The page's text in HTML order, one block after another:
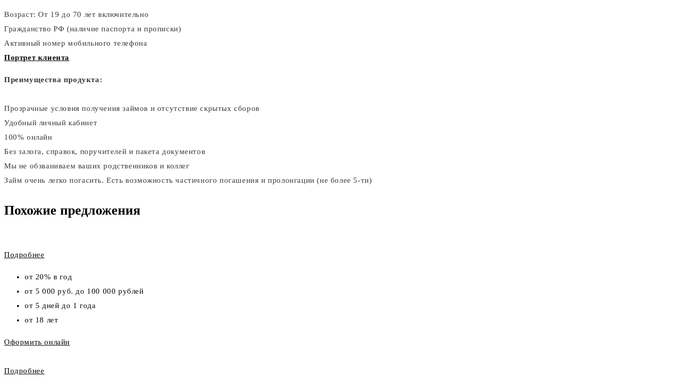
Возраст: От 19 до 70 лет включительно
Гражданство РФ (наличие паспорта и прописки)
Активный номер мобильного телефона
Портрет клиента
Преимущества продукта:
Прозрачные условия получения займов и отсутствие скрытых сборов
Удобный личный кабинет
100% онлайн
Без залога, справок, поручителей и пакета документов
Мы не обзваниваем ваших родственников и коллег
Займ очень легко погасить. Есть возможность частичного погашения и пролонгации (не более 5-ти)
Похожие предложения
Подробнее
от 20% в год
от 5 000 руб. до 100 000 рублей
от 5 дней до 1 года
от 18 лет
Оформить онлайн
Подробнее